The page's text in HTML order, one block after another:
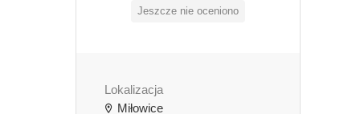
Jeszcze nie oceniono
Lokalizacja
Miłowice